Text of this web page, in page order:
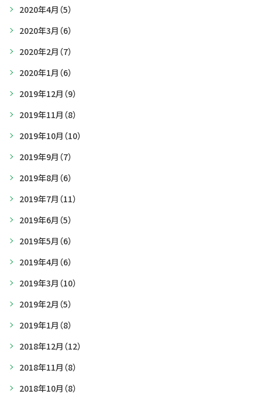
2020年4月 （5）
2020年3月 （6）
2020年2月 （7）
2020年1月 （6）
2019年12月 （9）
2019年11月 （8）
2019年10月 （10）
2019年9月 （7）
2019年8月 （6）
2019年7月 （11）
2019年6月 （5）
2019年5月 （6）
2019年4月 （6）
2019年3月 （10）
2019年2月 （5）
2019年1月 （8）
2018年12月 （12）
2018年11月 （8）
2018年10月 （8）